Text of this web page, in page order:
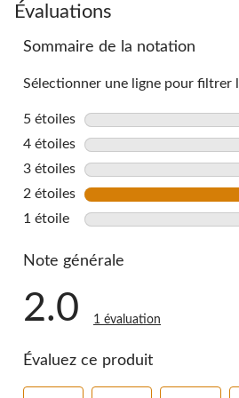
Évaluations
Sommaire de la notation
Sélectionner une ligne pour filtrer
5 étoiles étoiles
4 étoiles étoiles
3 étoiles étoiles
2 étoiles étoiles
1 étoile étoiles
Note générale
2.0 1 évaluation
Évaluez ce produit